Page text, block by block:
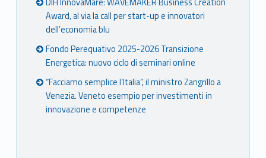
Award, al via la call per start-up e innovatori
dell’economia blu
Fondo Perequativo 2025-2026 Transizione
Energetica: nuovo ciclo di seminari online
“Facciamo semplice l’Italia”, il ministro Zangrillo a
Venezia. Veneto esempio per investimenti in
innovazione e competenze